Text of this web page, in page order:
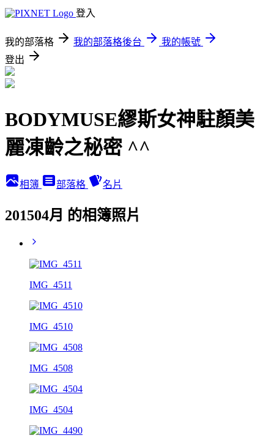
登入
我的部落格 我的部落格後台
我的帳號
登出
BODYMUSE繆斯女神駐顏美
麗凍齡之秘密 ^^
相簿 部落格 名片
201504月 的相簿照片
IMG_4511
IMG_4510
IMG_4508
IMG_4504